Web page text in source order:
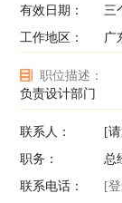
有效日期：
三
工作地区：
广
职位描述：
负责设计部门
联系人：
[
职务：
总
联系电话：
[